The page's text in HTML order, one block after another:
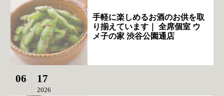
手軽に楽しめるお酒のお供を取
り揃えています｜ 全席個室 ウ
メ子の家 渋谷公園通店
06 17
2026